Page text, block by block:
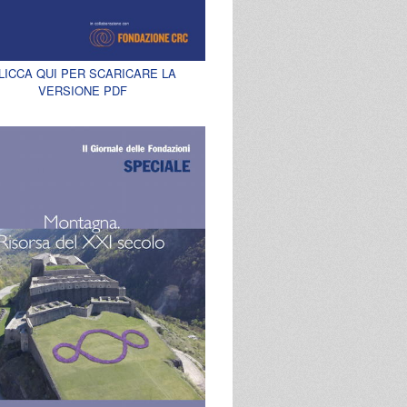
QUI PER SCARICARE LA
VERSIONE PDF